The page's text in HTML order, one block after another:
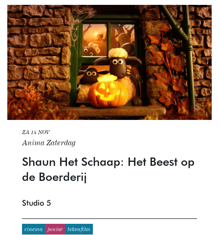
Shaun Het Schaap: Het Beest op
de Boerderij
Anima Zaterdag
ZA 14 NOV
Studio 5
cinema junior tekenfilm